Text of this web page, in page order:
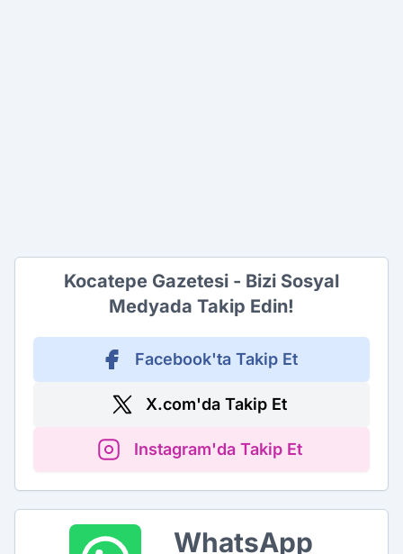
Kocatepe Gazetesi - Bizi Sosyal
Medyada Takip Edin!
Facebook'ta Takip Et
X.com'da Takip Et
Instagram'da Takip Et
WhatsApp